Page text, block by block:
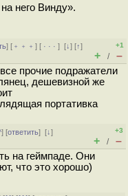
него Винду».
] [ ﹢﹢﹢] [ · · ·][↓] [↑]
+1
+ / –
прочие подражатели
дешевизной же
портативка
] [ответить][↓]
+3
+ / –
на геймпаде. Они
что это хорошо)